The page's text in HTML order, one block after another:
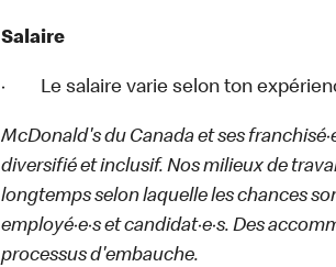
Salaire
· Le salaire varie selon ton
McDonald's du Canada et ses
diversifié et inclusif. Nos milieux de
longtemps selon laquelle les chances
employé·e·s et candidat·e·s. Des
processus d'embauche.